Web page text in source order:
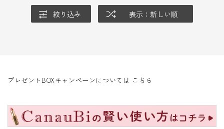
絞り込み 表示：新しい順
プレゼントBOXキャンペーンについては こちら